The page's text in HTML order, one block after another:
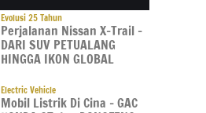
Evolusi 25 Tahun
Perjalanan Nissan X-Trail –
DARI SUV PETUALANG
HINGGA IKON GLOBAL
Electric Vehicle
Mobil Listrik Di Cina – GAC